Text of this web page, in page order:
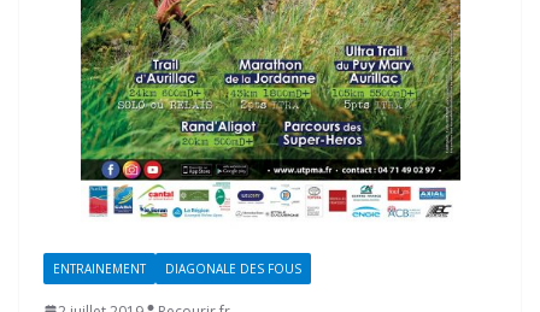
ENTRAINEMENT DIAGONALE DES FOUS